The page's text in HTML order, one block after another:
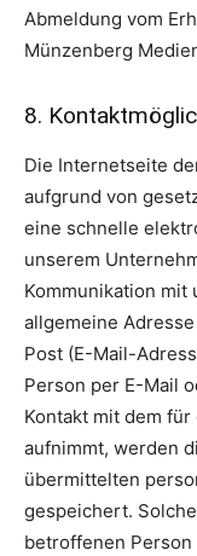
Abmeldung vom
Münzenberg
8.
Die Internetseite
aufgrund von
eine schnelle
unserem
Kommunikation mit
allgemeine
Post (E-Mail-
Person per E-Mail
Kontakt mit dem
aufnimmt, werden
übermittelten
gespeichert.
betroffenen